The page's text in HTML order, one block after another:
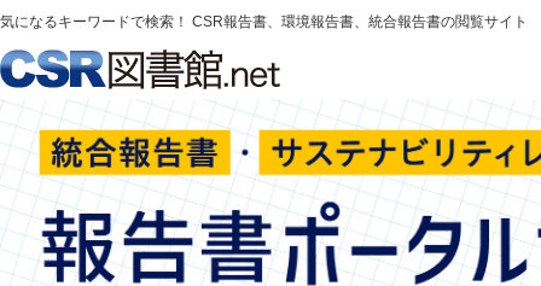
気になるキーワードで検索！ CSR報告書、環境報告書、統合報告書の閲覧サイト